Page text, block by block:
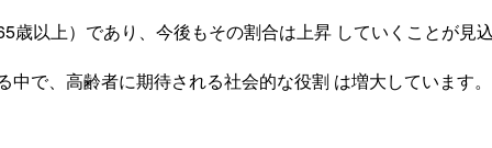
歳以上）であり、今後もその割合は上昇 していくことが見
中で、高齢者に期待される社会的な役割 は増大しています。